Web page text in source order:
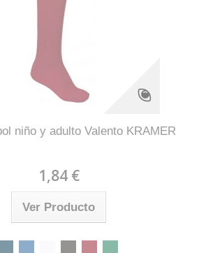
niño y adulto Valento KRAMER
1,84 €
Ver Producto